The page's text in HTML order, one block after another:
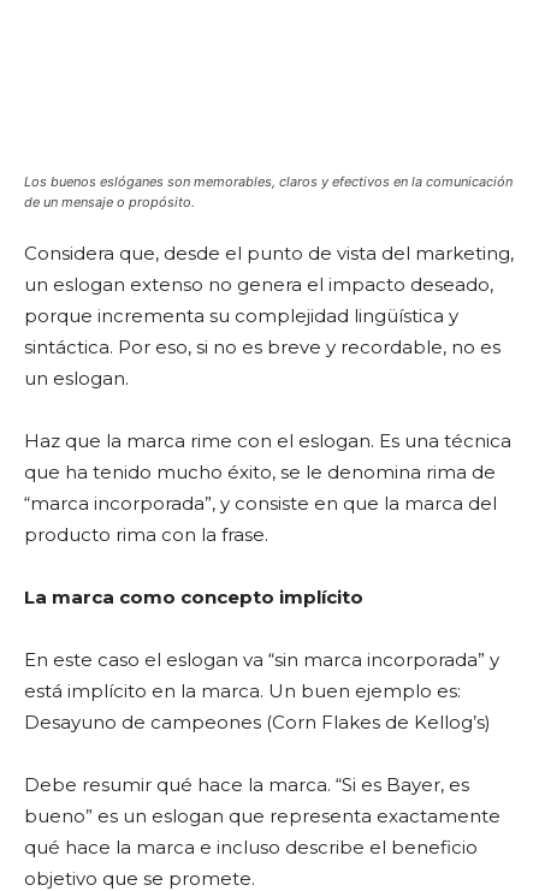
Los buenos eslóganes son memorables, claros y efectivos en la comunicación
de un mensaje o propósito.
Considera que, desde el punto de vista del marketing,
un eslogan extenso no genera el impacto deseado,
porque incrementa su complejidad lingüística y
sintáctica. Por eso, si no es breve y recordable, no es
un eslogan.
Haz que la marca rime con el eslogan. Es una técnica
que ha tenido mucho éxito, se le denomina rima de
“marca incorporada”, y consiste en que la marca del
producto rima con la frase.
La marca como concepto implícito
En este caso el eslogan va “sin marca incorporada” y
está implícito en la marca. Un buen ejemplo es:
Desayuno de campeones (Corn Flakes de Kellog’s)
Debe resumir qué hace la marca. “Si es Bayer, es
bueno” es un eslogan que representa exactamente
qué hace la marca e incluso describe el beneficio
objetivo que se promete.